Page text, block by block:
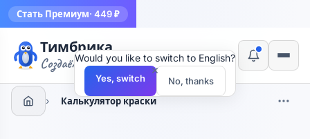
Стать Премиум· 449 ₽
Тимбрика
Создаём инструменты
› Калькулятор краски
×
Would you like to switch to English?
Yes, switch No, thanks